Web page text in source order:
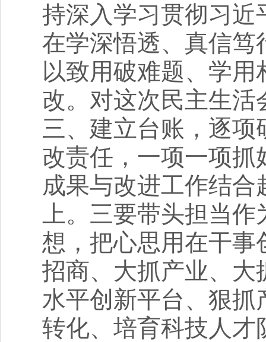
持深入学习贯彻习近
在学深悟透、真信笃
以致用破难题、学
改。对这次民主生
三、建立台账，逐
改责任，一项一项
成果与改进工作结
上。三要带头担当作
想，把心思用在干
招商、大抓产业、大
水平创新平台、狠抓
转化、培育科技人才